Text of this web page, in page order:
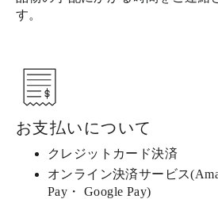
す。
お支払いについて
クレジットカード決済
オンライン決済サービス
Pay・ Google Pay)